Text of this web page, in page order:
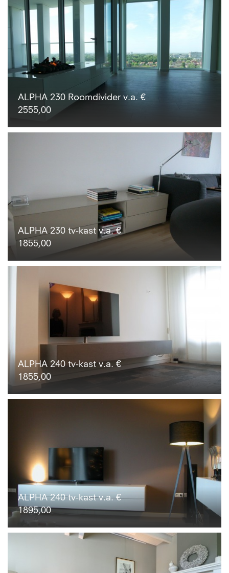
ALPHA 230 Roomdivider v.a. €
2555,00
ALPHA 230 tv-kast v.a. €
1855,00
ALPHA 240 tv-kast v.a. €
1855,00
ALPHA 240 tv-kast v.a. €
1895,00